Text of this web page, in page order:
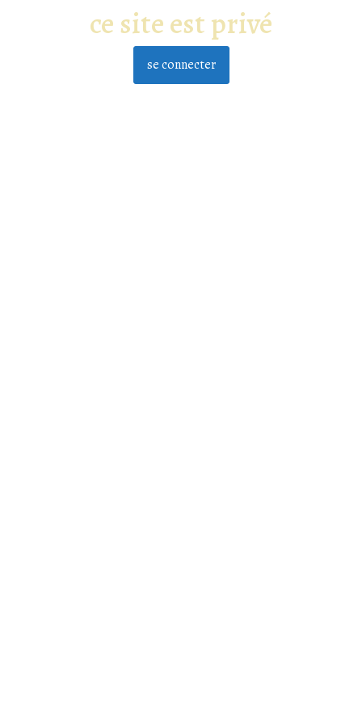
ce site est privé
se connecter